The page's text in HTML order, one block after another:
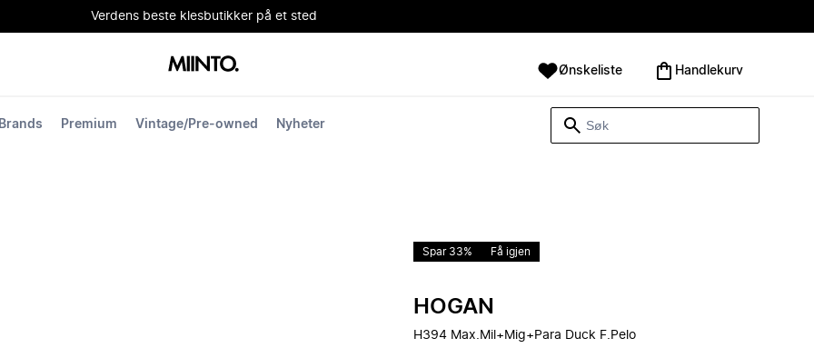
Verdens beste klesbutikker på et sted
Brands Premium Vintage/Pre-owned Nyheter
Ønskeliste Handlekurv
Spar 33% Få igjen
HOGAN
H394 Max.Mil+Mig+Para Duck F.Pelo